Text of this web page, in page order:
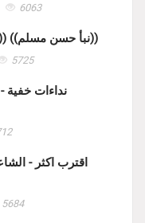
6063
((الحصان - قصة قصيرة)) ((نبأ حسن مسلم))
5725
نداءات خفية
اقترب اكثر -
5684